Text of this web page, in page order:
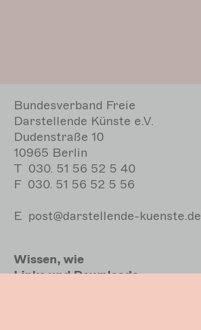
Bundesverband Freie
Darstellende Künste e.V.
Dudenstraße 10
10965 Berlin
T 030. 51 56 52 5 40
F 030. 51 56 52 5 56
E post@darstellende-kuenste.de
Wissen, wie
Links und Downloads